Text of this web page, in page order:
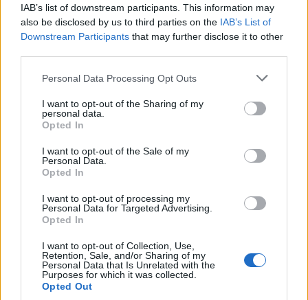
IAB’s list of downstream participants. This information may
also be disclosed by us to third parties on the IAB’s List of
Downstream Participants that may further disclose it to other
Please note that this website/app uses one or more Google
not limited to your visit or usage behaviour. You may click to
grant or deny consent to Google and its third-party tags to
use your data for below specified purposes in below Google
consent section.
Personal Data Processing Opt Outs
I want to opt-out of the Sharing of my
personal data.
Opted In
I want to opt-out of the Sale of my
Personal Data.
Opted In
I want to opt-out of processing my
Personal Data for Targeted Advertising.
Opted In
I want to opt-out of Collection, Use,
Retention, Sale, and/or Sharing of my
Personal Data that Is Unrelated with the
Purposes for which it was collected.
Opted Out